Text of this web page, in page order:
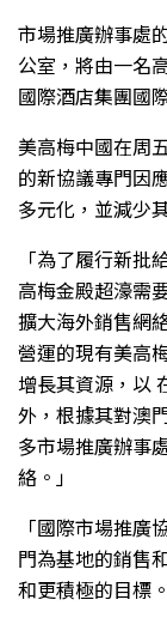
市場推廣辦事處
公室，將由一名
國際酒店集團國
美高梅中國在周
的新協議專門因
多元化，並減少
「為了履行新
高梅金殿超濠需
擴大海外銷售網
營運的現有美高
增長其資源，以
外，根據其對澳
多市場推廣辦事
絡。」
「國際市場推
門為基地的銷售
和更積極的目標。